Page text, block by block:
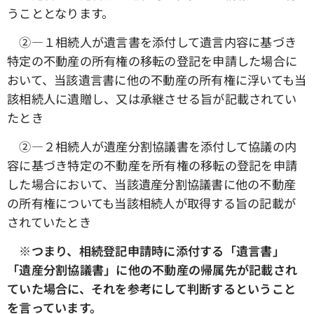
うこととなります。
➁―１相続人が遺言書を添付して遺言内容に基づき
特定の不動産の所有権の移転の登記を申請した場合に
おいて、当該遺言書に他の不動産の所有権に浮いても当
該相続人に遺贈し、又は承継させる旨が記載されてい
たとき
➁―２相続人が遺産分割協議書を添付して協議の内
容に基づき特定の不動産を所有権の移転の登記を申請
した場合において、当該遺産分割協議書に他の不動産
の所有権についても当該相続人が取得する旨の記載が
されていたとき
※つまり、相続登記申請時に添付する「遺言書」
「遺産分割協議書」に他の不動産の帰属先が記載され
ていた場合に、それを参考にして判断するということ
を言っています。